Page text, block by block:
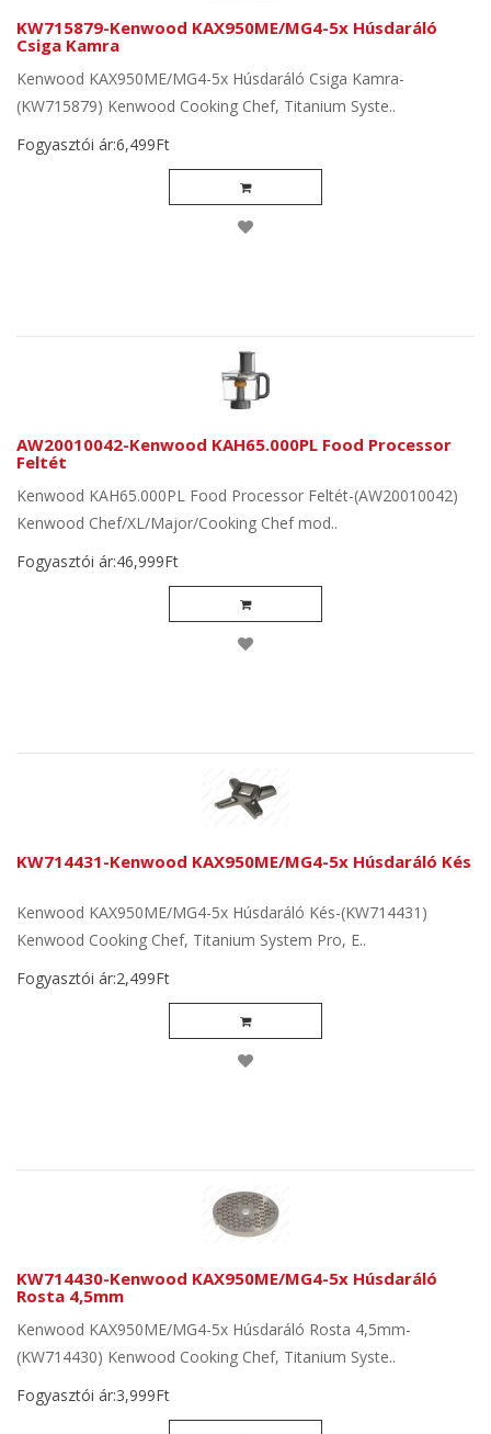
KW715879-Kenwood KAX950ME/MG4-5x Húsdaráló
Csiga Kamra
Kenwood KAX950ME/MG4-5x Húsdaráló Csiga Kamra-
(KW715879) Kenwood Cooking Chef, Titanium Syste..
Fogyasztói ár:6,499Ft
AW20010042-Kenwood KAH65.000PL Food Processor
Feltét
Kenwood KAH65.000PL Food Processor Feltét-(AW20010042)
Kenwood Chef/XL/Major/Cooking Chef mod..
Fogyasztói ár:46,999Ft
KW714431-Kenwood KAX950ME/MG4-5x Húsdaráló Kés
Kenwood KAX950ME/MG4-5x Húsdaráló Kés-(KW714431)
Kenwood Cooking Chef, Titanium System Pro, E..
Fogyasztói ár:2,499Ft
KW714430-Kenwood KAX950ME/MG4-5x Húsdaráló
Rosta 4,5mm
Kenwood KAX950ME/MG4-5x Húsdaráló Rosta 4,5mm-
(KW714430) Kenwood Cooking Chef, Titanium Syste..
Fogyasztói ár:3,999Ft